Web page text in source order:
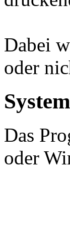
Dabei
oder
Das
oder